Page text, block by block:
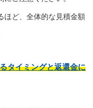
ほど、全体的な見積金額
タイミングと返還金に